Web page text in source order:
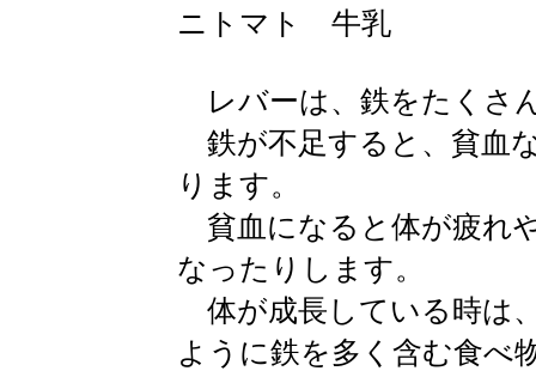
ニトマト 牛乳
レバーは、鉄をたくさ
鉄が不足すると、貧血
ります。
貧血になると体が疲れ
なったりします。
体が成長している時は
ように鉄を多く含む食べ